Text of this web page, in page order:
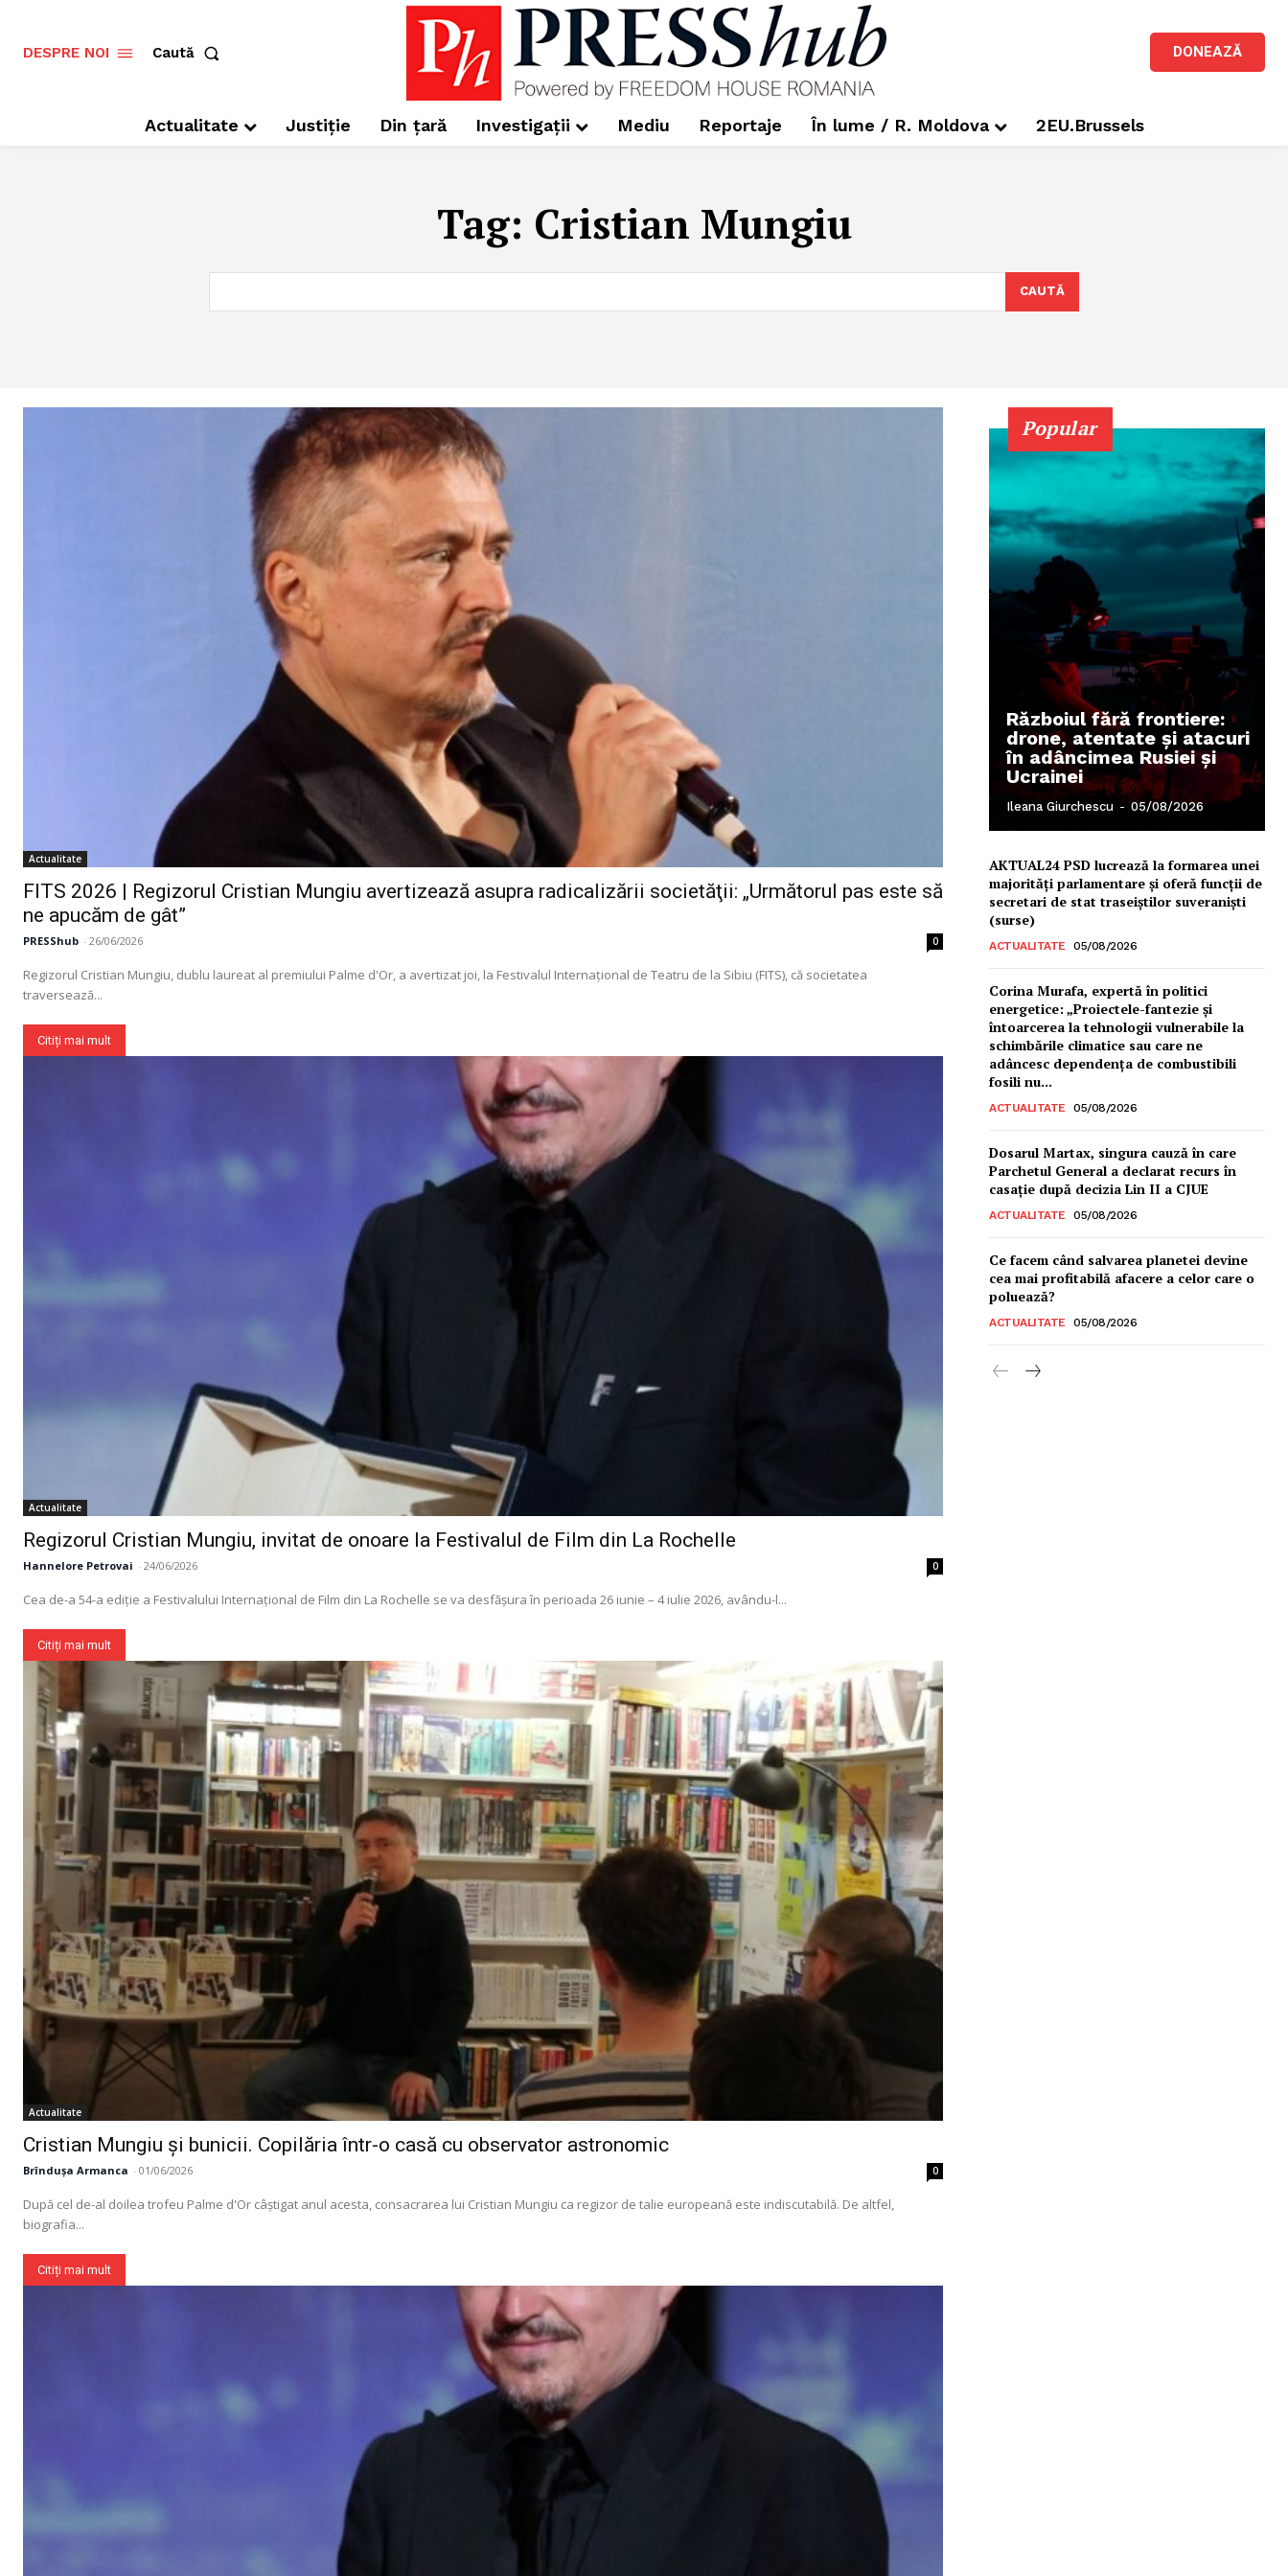
Un proiect
FREEDOM HOUSE
PRESShub
Despre noi / Echipa
Proiecte editoriale
DESPRE NOI Caută DONEAZĂ
Actualitate Justiție Din țară Investigații Mediu Reportaje În lume / R. Moldova 2EU.Brussels
Tag: Cristian Mungiu
CAUTĂ
Actualitate
FITS 2026 | Regizorul Cristian Mungiu avertizează asupra radicalizării societăţii: „Următorul pas este să
ne apucăm de gât”
PRESShub - 26/06/2026 0
Regizorul Cristian Mungiu, dublu laureat al premiului Palme d'Or, a avertizat joi, la Festivalul Internaţional de Teatru de la Sibiu (FITS), că societatea
traversează...
Citiți mai mult
Actualitate
Regizorul Cristian Mungiu, invitat de onoare la Festivalul de Film din La Rochelle
Hannelore Petrovai - 24/06/2026 0
Cea de-a 54-a ediție a Festivalului Internațional de Film din La Rochelle se va desfășura în perioada 26 iunie – 4 iulie 2026, avându-l...
Citiți mai mult
Actualitate
Cristian Mungiu și bunicii. Copilăria într-o casă cu observator astronomic
Brîndușa Armanca - 01/06/2026 0
După cel de-al doilea trofeu Palme d'Or câștigat anul acesta, consacrarea lui Cristian Mungiu ca regizor de talie europeană este indiscutabilă. De altfel,
biografia...
Citiți mai mult
Popular
Războiul fără frontiere:
drone, atentate și atacuri
în adâncimea Rusiei și
Ucrainei
Ileana Giurchescu - 05/08/2026
AKTUAL24 PSD lucrează la formarea unei
majorităţi parlamentare și oferă funcții de
secretari de stat traseiștilor suveraniști
(surse)
ACTUALITATE 05/08/2026
Corina Murafa, expertă în politici
energetice: „Proiectele-fantezie și
întoarcerea la tehnologii vulnerabile la
schimbările climatice sau care ne
adâncesc dependența de combustibili
fosili nu...
ACTUALITATE 05/08/2026
Dosarul Martax, singura cauză în care
Parchetul General a declarat recurs în
casație după decizia Lin II a CJUE
ACTUALITATE 05/08/2026
Ce facem când salvarea planetei devine
cea mai profitabilă afacere a celor care o
poluează?
ACTUALITATE 05/08/2026